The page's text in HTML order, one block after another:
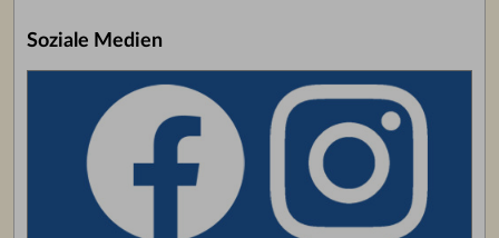
Soziale Medien